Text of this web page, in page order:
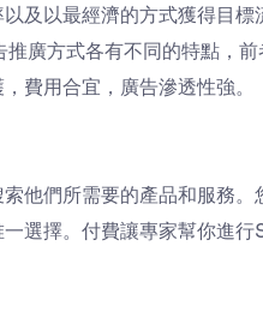
及以最經濟的方式獲得目標
廣方式各有不同的特點，
費用合宜，廣告滲透性強。
他們所需要的產品和服務
選擇。付費讓專家幫你進